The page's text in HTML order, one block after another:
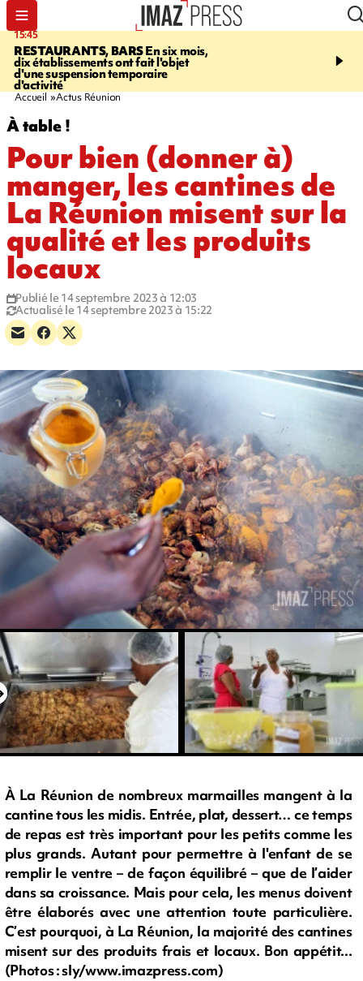
15:45
RESTAURANTS, BARSEn six mois,
dix établissements ont fait l'objet
d'une suspension temporaire
d'activité
17:17
Angeles, un homme vit
Accueil Actus Réunion
À table !
Pour bien (donner à)
manger, les cantines de
La Réunion misent sur la
qualité et les produits
locaux
Publié le 14 septembre 2023 à 12:03
Actualisé le 14 septembre 2023 à 15:22
À La Réunion de nombreux marmailles mangent à la
cantine tous les midis. Entrée, plat, dessert… ce temps
de repas est très important pour les petits comme les
plus grands. Autant pour permettre à l'enfant de se
remplir le ventre – de façon équilibré – que de l’aider
dans sa croissance. Mais pour cela, les menus doivent
être élaborés avec une attention toute particulière.
C’est pourquoi, à La Réunion, la majorité des cantines
misent sur des produits frais et locaux. Bon appétit...
(Photos : sly/www.imazpress.com)